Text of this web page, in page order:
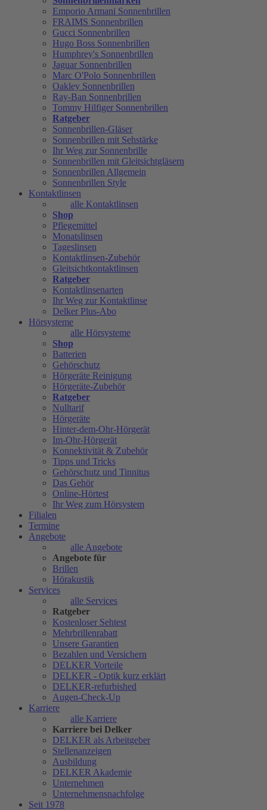
Emporio Armani Sonnenbrillen
FRAIMS Sonnenbrillen
Gucci Sonnenbrillen
Hugo Boss Sonnenbrillen
Humphrey's Sonnenbrillen
Jaguar Sonnenbrillen
Marc O'Polo Sonnenbrillen
Oakley Sonnenbrillen
Ray-Ban Sonnenbrillen
Tommy Hilfiger Sonnenbrillen
Ratgeber
Sonnenbrillen-Gläser
Sonnenbrillen mit Sehstärke
Ihr Weg zur Sonnenbrille
Sonnenbrillen mit Gleitsichtgläsern
Sonnenbrillen Allgemein
Sonnenbrillen Style
Kontaktlinsen
alle Kontaktlinsen
Shop
Pflegemittel
Monatslinsen
Tageslinsen
Kontaktlinsen-Zubehör
Gleitsichtkontaktlinsen
Ratgeber
Kontaktlinsenarten
Ihr Weg zur Kontaktlinse
Delker Plus-Abo
Hörsysteme
alle Hörsysteme
Shop
Batterien
Gehörschutz
Hörgeräte Reinigung
Hörgeräte-Zubehör
Ratgeber
Nulltarif
Hörgeräte
Hinter-dem-Ohr-Hörgerät
Im-Ohr-Hörgerät
Konnektivität & Zubehör
Tipps und Tricks
Gehörschutz und Tinnitus
Das Gehör
Online-Hörtest
Ihr Weg zum Hörsystem
Filialen
Termine
Angebote
alle Angebote
Angebote für
Brillen
Hörakustik
Services
alle Services
Ratgeber
Kostenloser Sehtest
Mehrbrillenrabatt
Unsere Garantien
Bezahlen und Versichern
DELKER Vorteile
DELKER - Optik kurz erklärt
DELKER-refurbished
Augen-Check-Up
Karriere
alle Karriere
Karriere bei Delker
DELKER als Arbeitgeber
Stellenanzeigen
Ausbildung
DELKER Akademie
Unternehmen
Unternehmensnachfolge
Seit 1978